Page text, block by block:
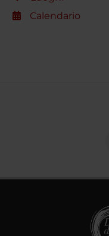
Calendario